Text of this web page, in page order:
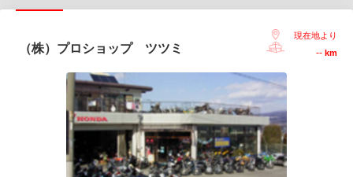
（株）プロショップ ツツミ
現在地より
-- km